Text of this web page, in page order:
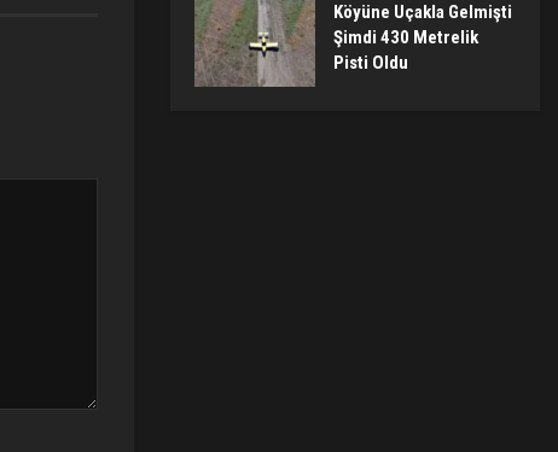
Köyüne Uçakla Gelmişti
Şimdi 430 Metrelik
Pisti Oldu